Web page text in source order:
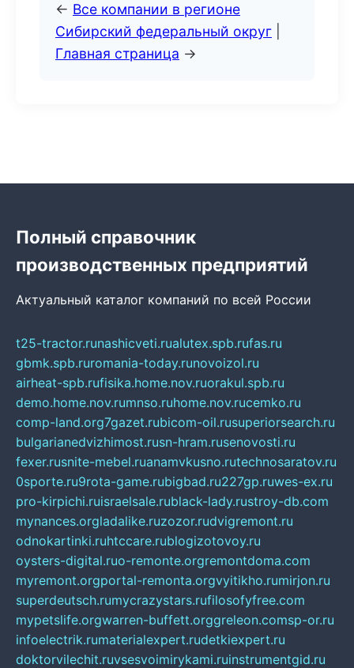
← Все компании в регионе
Сибирский федеральный округ
Главная страница →
Полный справочник
производственных предприятий
Актуальный каталог компаний по всей России
t25-tractor.runashicveti.rualutex.spb.rufas.ru
gbmk.spb.ruromania-today.runovoizol.ru
airheat-spb.rufisika.home.nov.ruorakul.spb.ru
demo.home.nov.rumnso.ruhome.nov.rucemko.ru
comp-land.org7gazet.rubicom-oil.rusuperiorsearch.ru
bulgarianedvizhimost.rusn-hram.rusenovosti.ru
fexer.rusnite-mebel.ruanamvkusno.rutechnosaratov.ru
0sporte.ru9rota-game.rubigbad.ru227gp.ruwes-ex.ru
pro-kirpichi.ruisraelsale.rublack-lady.rustroy-db.com
mynances.orgladalike.ruzozor.rudvigremont.ru
odnokartinki.ruhtccare.rublogizotovoy.ru
oysters-digital.ruo-remonte.orgremontdoma.com
myremont.orgportal-remonta.orgvyitikho.rumirjon.ru
superdeutsch.rumycrazystars.rufilosofyfree.com
mypetslife.orgwarren-buffett.orggreleon.comsp-or.ru
infoelectrik.rumaterialexpert.rudetkiexpert.ru
doktorvilechit.ruvsesvoimirykami.ruinstrumentgid.ru